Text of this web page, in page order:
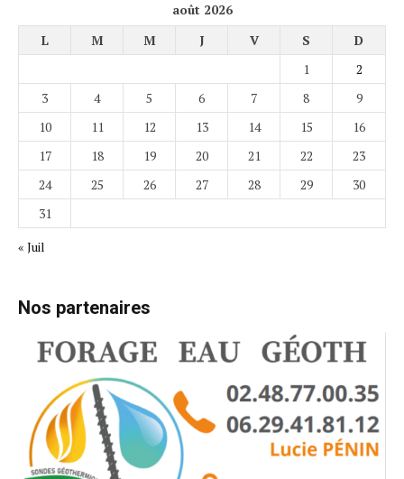
août 2026
L
M M J V S
D
1
2
3
4 5 6 7 8
9
10
11 12 13 14 15
16
17
18 19 20 21 22
23
24
25 26 27 28 29
30
31
« Juil
Nos partenaires